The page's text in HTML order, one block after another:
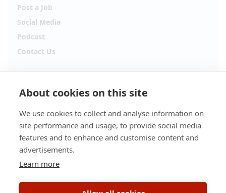
Post a Job
Social Media
Podcast
Contact Us
Hiring updates, career content and new opportunities
Facebook Instagram
TikTok
YouTube Spotify
About cookies on this site
We use cookies to collect and analyse information on
site performance and usage, to provide social media
features and to enhance and customise content and
advertisements.
Learn more